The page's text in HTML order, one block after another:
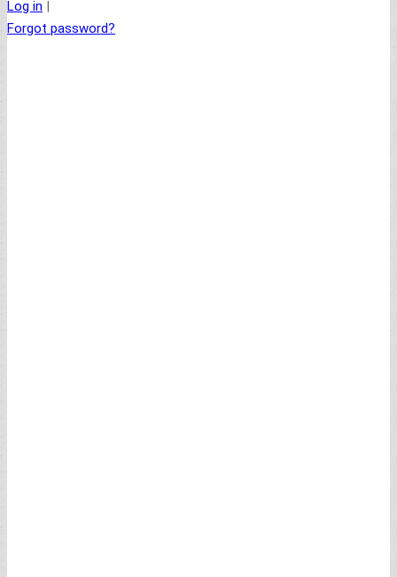
Log in |
Forgot password?